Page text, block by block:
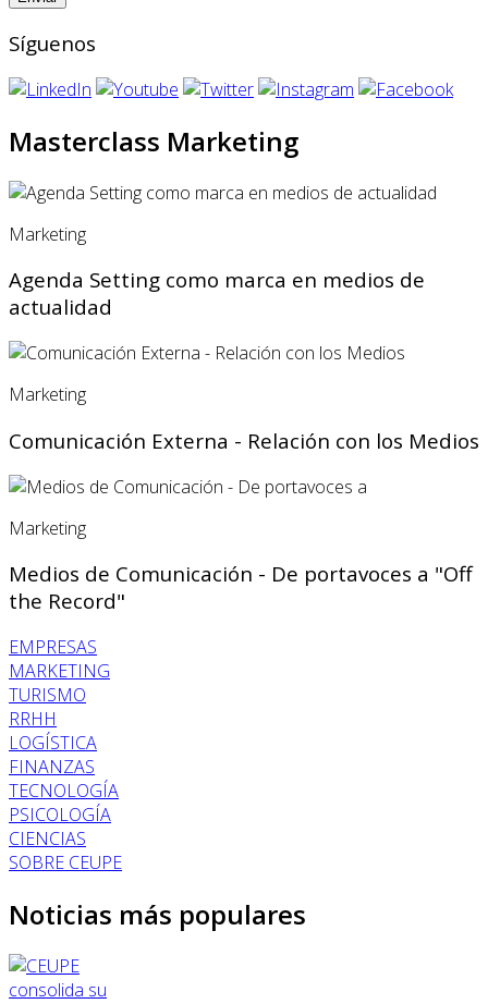
Síguenos
Masterclass Marketing
Marketing
Agenda Setting como marca en medios de
actualidad
Marketing
Comunicación Externa - Relación con los Medios
Marketing
Medios de Comunicación - De portavoces a "Off
the Record"
EMPRESAS
MARKETING
TURISMO
RRHH
LOGÍSTICA
FINANZAS
TECNOLOGÍA
PSICOLOGÍA
CIENCIAS
SOBRE CEUPE
Noticias más populares